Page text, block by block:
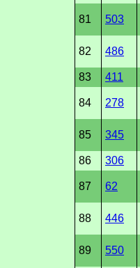
81 503
82 486
83 411
84 278
85 345
86 306
87 62
88 446
89 550